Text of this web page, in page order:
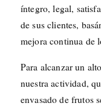
íntegro, legal,
de sus clientes,
mejora continua de
Para alcanzar un
nuestra actividad,
envasado de frutos